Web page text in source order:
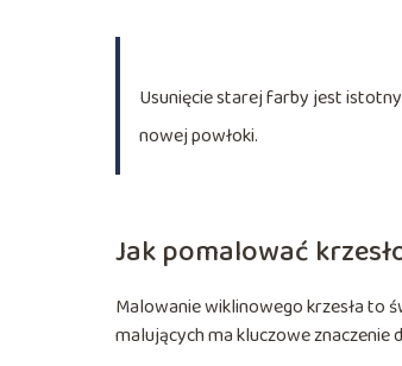
Usunięcie starej farby jest
nowej powłoki.
Jak pomalować
Malowanie wiklinowego krzesła to
malujących ma kluczowe